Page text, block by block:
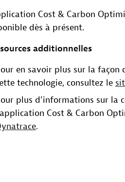
Cost & Carbon
dès à présent.
additionnelles
en savoir plus sur la
technologie, consultez le
plus d’informations sur la
Cost & Carbon
.